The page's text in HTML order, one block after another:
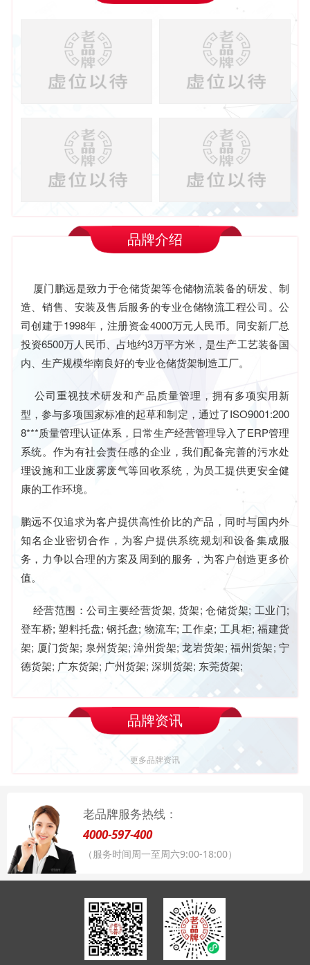
品牌介绍
厦门鹏远是致力于仓储货架等仓储物流装备的研发、制
造、销售、安装及售后服务的专业仓储物流工程公司。公
司创建于1998年，注册资金4000万元人民币。同安新厂总
投资6500万人民币、占地约3万平方米，是生产工艺装备国
内、生产规模华南良好的专业仓储货架制造工厂。
公司重视技术研发和产品质量管理，拥有多项实用新
型，参与多项国家标准的起草和制定，通过了ISO9001:200
8***质量管理认证体系，日常生产经营管理导入了ERP管理
系统。作为有社会责任感的企业，我们配备完善的污水处
理设施和工业废雾废气等回收系统，为员工提供更安全健
康的工作环境。
鹏远不仅追求为客户提供高性价比的产品，同时与国内外
知名企业密切合作，为客户提供系统规划和设备集成服
务，力争以合理的方案及周到的服务，为客户创造更多价
值。
经营范围：公司主要经营货架, 货架; 仓储货架; 工业门;
登车桥; 塑料托盘; 钢托盘; 物流车; 工作桌; 工具柜; 福建货
架; 厦门货架; 泉州货架; 漳州货架; 龙岩货架; 福州货架; 宁
德货架; 广东货架; 广州货架; 深圳货架; 东莞货架;
品牌资讯
更多品牌资讯
老品牌服务热线：
4000-597-400
（服务时间周一至周六9:00-18:00）